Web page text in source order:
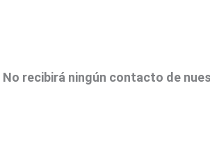
No recibirá ningún contacto de